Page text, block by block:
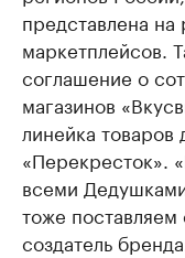
представлена на
маркетплейсов.
соглашение о
магазинов
линейка товаров
«Перекресток».
всеми
тоже
создатель